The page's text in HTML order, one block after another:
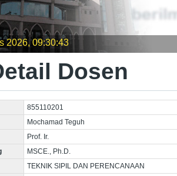
2026, 09:30:44
Dosen
855110201
Mochamad Teguh
Prof. Ir.
MSCE., Ph.D.
TEKNIK SIPIL DAN PERENCANAAN